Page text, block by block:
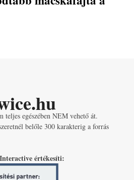
egészében NEM vehető át.
belőle 300 karakterig a forrás
értékesíti: